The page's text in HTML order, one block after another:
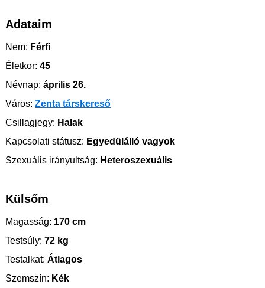
Adataim
Nem: Férfi
Életkor: 45
Névnap: április 26.
Város: Zenta társkereső
Csillagjegy: Halak
Kapcsolati státusz: Egyedülálló vagyok
Szexuális irányultság: Heteroszexuális
Külsőm
Magasság: 170 cm
Testsúly: 72 kg
Testalkat: Átlagos
Szemszín: Kék